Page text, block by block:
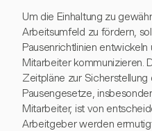
Um die Einhaltung zu
Arbeitsumfeld zu fördern,
Pausenrichtlinien
Mitarbeiter kommunizieren.
Zeitpläne zur Sicherstellung
Pausengesetze,
Mitarbeiter, ist von
Arbeitgeber werden